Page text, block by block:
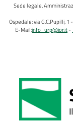
Sede legale,
Ospedale: via G.C.Pupilli,
E-Mail:info_urp@ior.it